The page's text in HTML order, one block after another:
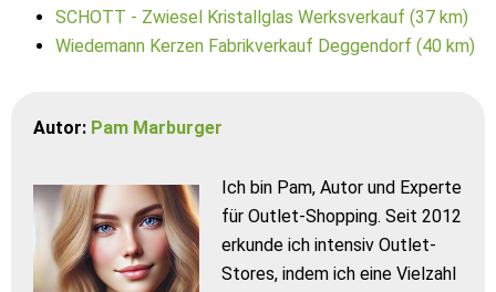
SCHOTT - Zwiesel Kristallglas Werksverkauf (37 km)
Wiedemann Kerzen Fabrikverkauf Deggendorf (40 km)
Autor: Pam Marburger
Ich bin Pam, Autor und Experte
für Outlet-Shopping. Seit 2012
erkunde ich intensiv Outlet-
Stores, indem ich eine Vielzahl